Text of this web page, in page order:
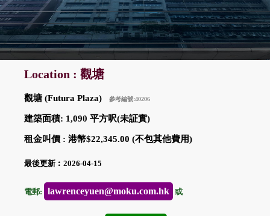
Location : 觀塘
觀塘 (Futura Plaza) 參考編號:40206
建築面積: 1,090 平方呎(未証實)
租金叫價 : 港幣$22,345.00 (不包其他費用)
最後更新︰2026-04-15
電郵: lawrenceyuen@moku.com.hk 或